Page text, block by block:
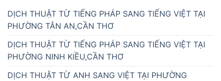
DỊCH THUẬT TỪ TIẾNG PHÁP SANG TIẾNG VIỆT TẠI
PHƯỜNG TÂN AN,CẦN THƠ
DỊCH THUẬT TỪ TIẾNG PHÁP SANG TIẾNG VIỆT TẠI
PHƯỜNG NINH KIỀU,CẦN THƠ
DỊCH THUẬT TỪ ANH SANG VIỆT TẠI PHƯỜNG